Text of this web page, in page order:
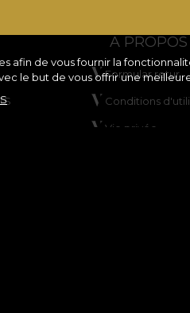
afin de vous fournir la
le but de vous offrir une
A
Formular retur
Conditions
Vie privée